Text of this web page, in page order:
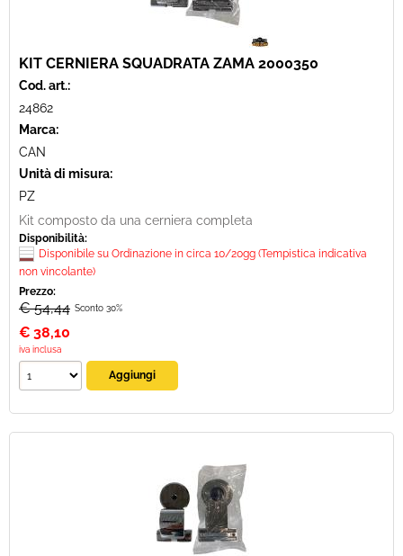
KIT CERNIERA SQUADRATA ZAMA 2000350
Cod. art.:
24862
Marca:
CAN
Unità di misura:
PZ
Kit composto da una cerniera completa
Disponibilità:
Disponibile su Ordinazione in circa 10/20gg (Tempistica indicativa
non vincolante)
Prezzo:
€ 54,44 Sconto 30%
€ 38,10
iva inclusa